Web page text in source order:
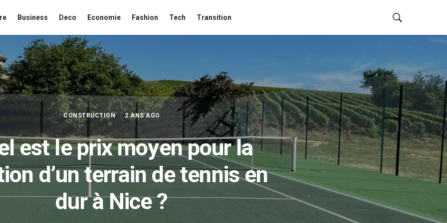
Business Deco Economie Fashion Tech Transition
CONSTRUCTION 2 ANS AGO
est le prix moyen pour la
d’un terrain de tennis en
dur à Nice ?